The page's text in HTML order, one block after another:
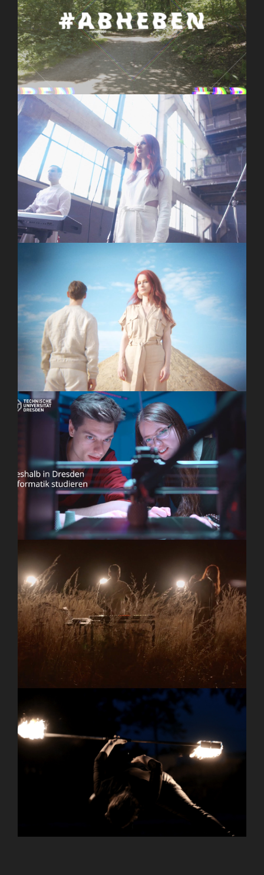
Abheben 3– Young Stage | Trailer
I Want Poetry – Superman Live Session
I WANT POETRY – Souvenirs
Innovativ. Vielfältig. Dresden. – Informatik studieren
in starker Gemeinschaft
I WANT POETRY – Solace (Official Performance
Video)
Annemaríe Reynis – SHAME (Official Music Video)